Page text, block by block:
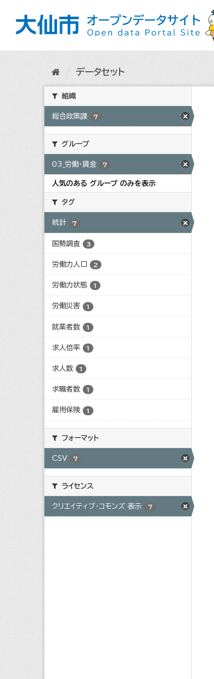
データセット
組織
総合政策課 7
グループ
03_労働・賃金 7
人気のある グループ のみを表示
タグ
統計 7
国勢調査 3
労働力人口 2
労働力状態 1
労働災害 1
就業者数 1
求人倍率 1
求人数 1
求職者数 1
雇用保険 1
フォーマット
CSV 7
ライセンス
クリエイティブ・コモンズ 表示 7